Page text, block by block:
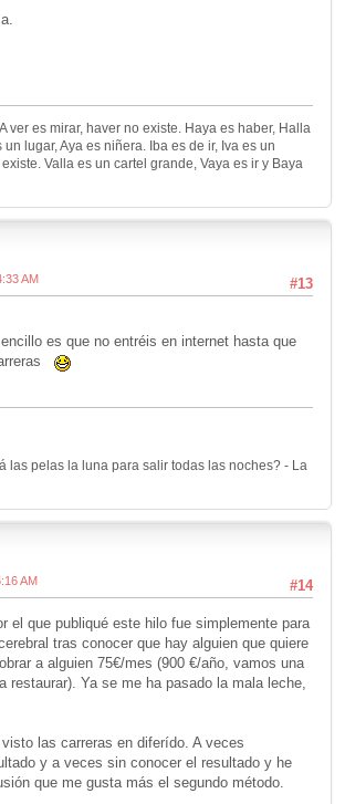
ver es mirar, haver no existe. Haya es haber, Halla
un lugar, Aya es niñera. Iba es de ir, Iva es un
Valla es un cartel grande, Vaya es ir y Baya
#13
AM
es que no entréis en internet hasta que
las pelas la luna para salir todas las noches? - La
#14
AM
el que publiqué este hilo fue simplemente para
tras conocer que hay alguien que quiere
a alguien 75€/mes (900 €/año, vamos una
restaurar). Ya se me ha pasado la mala leche,
las carreras en diferído. A veces
y a veces sin conocer el resultado y he
que me gusta más el segundo método.